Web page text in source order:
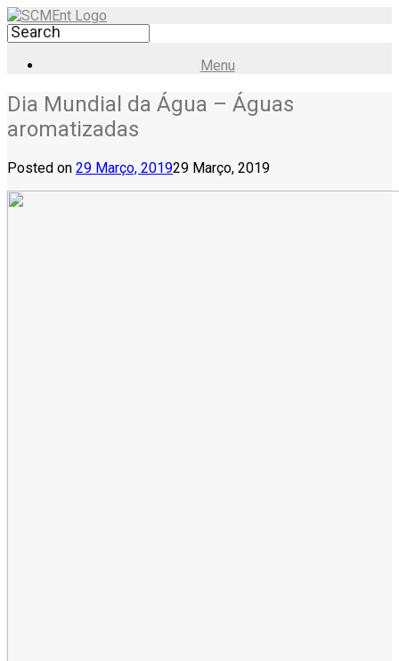
Menu
Dia Mundial da Água – Águas
aromatizadas
Posted on 29 Março, 201929 Março, 2019